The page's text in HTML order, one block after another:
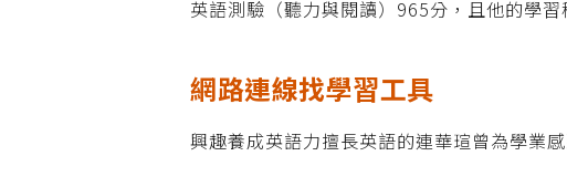
英語測驗（聽力與閱讀）965分，且他的學
網路連線找學習工具
興趣養成英語力擅長英語的連華瑄曾為學業